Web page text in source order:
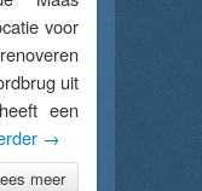
voor
uit
een
→
meer